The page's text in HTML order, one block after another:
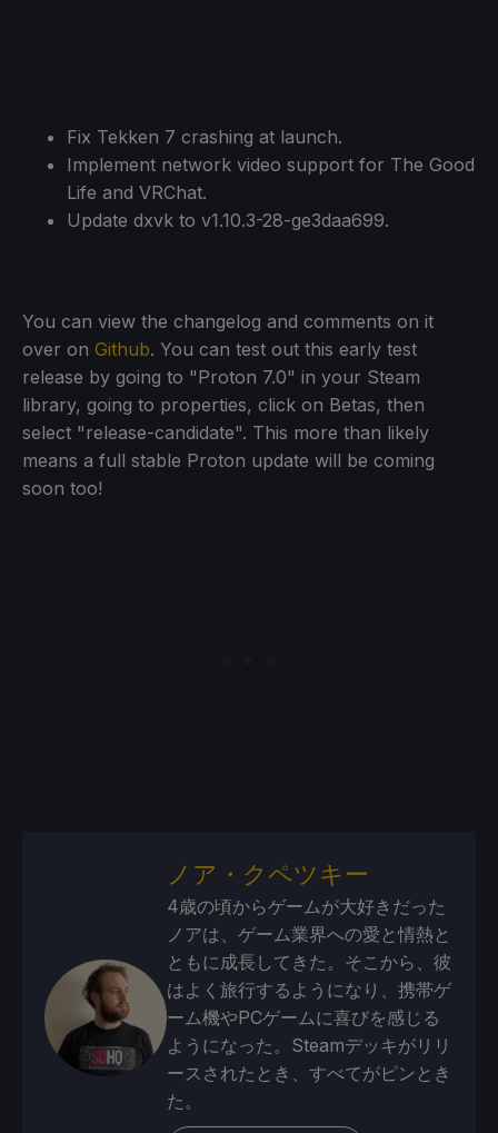
Fix Tekken 7 crashing at launch.
Implement network video support for The Good
Life and VRChat.
Update dxvk to v1.10.3-28-ge3daa699.
You can view the changelog and comments on it
over on Github. You can test out this early test
release by going to "Proton 7.0" in your Steam
library, going to properties, click on Betas, then
select "release-candidate". This more than likely
means a full stable Proton update will be coming
soon too!
ノア・クペツキー
4歳の頃からゲームが大好きだった
ノアは、ゲーム業界への愛と情熱と
ともに成長してきた。そこから、彼
はよく旅行するようになり、携帯ゲ
ーム機やPCゲームに喜びを感じる
ようになった。Steamデッキがリリ
ースされたとき、すべてがピンとき
た。